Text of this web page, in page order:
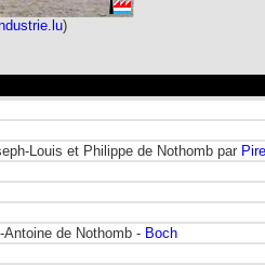
)
Louis et Philippe de Nothomb par
de Nothomb - Boch